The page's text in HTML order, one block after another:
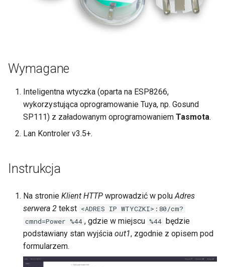
Modbus
Moc i energia
Zdarzenia
Scheduler
Watchdog
Klient HTTP
Klient MQTT
SNMP
Czujniki I2C i 1-Wire
Port szeregowy
Modbus
Moc i energia
Zdarzenia
Watchdog
Zdalne sterowanie
Klient HTTP
Konfiguracja wtyczki z
Wymagane
Inteligentna wtyczka (oparta na ESP8266,
wykorzystująca oprogramowanie Tuya, np. Gosund
SP111) z załadowanym oprogramowaniem Tasmota.
Lan Kontroler v3.5+.
Instrukcja
Na stronie Klient HTTP wprowadzić w poluAdres
serwera 2 tekst <ADRES IP WTYCZKI>:80/cm?
cmnd=Power %44 , gdzie w miejscu %44 będzie
podstawiany stan wyjścia out1, zgodnie z opisem pod
formularzem.